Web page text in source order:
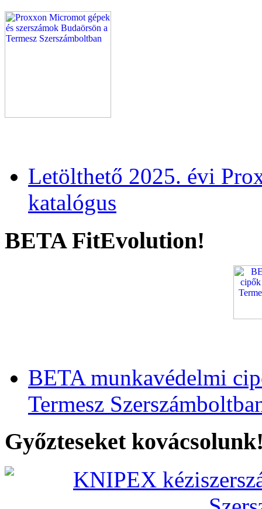
Letölthető 2025. évi
katalógus
BETA FitEvolution!
BETA munkavédelmi
Termesz
Győzteseket